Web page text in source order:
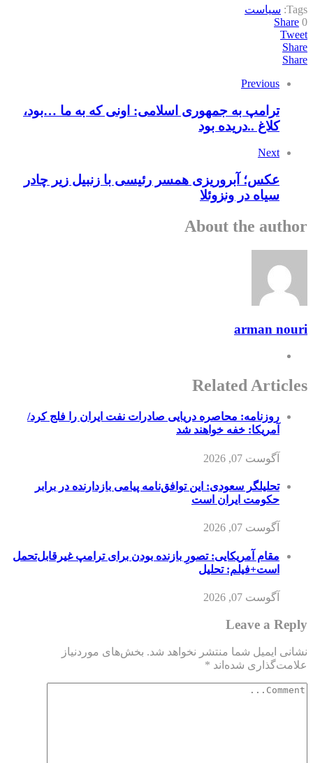
Tags: سیاست
Share 0
Tweet
Share
Share
Previous
ترامپ به جمهوری اسلامی: اونی که به ما …بود،
کلاغ ..دریده بود
Next
عکس؛ آبروریزی همسر رئیسی با زنبیل زیر چادر
سیاه در ونزوئلا
About the author
arman nouri
Related Articles
روزنامه: محاصره دریایی صادرات نفت ایران را فلج کرد/
آمریکا: خفه خواهند شد
آگوست 07, 2026
تحلیلگر سعودی: این توافق‌نامه پیامی بازدارنده در برابر
حکومت ایران است
آگوست 07, 2026
مقام آمریکایی: تصورِ بازنده بودن برای ترامپ غیرقابل‌تحمل
است+فیلم: تحلیل
آگوست 07, 2026
Leave a Reply
نشانی ایمیل شما منتشر نخواهد شد. بخش‌های موردنیاز
علامت‌گذاری شده‌اند *